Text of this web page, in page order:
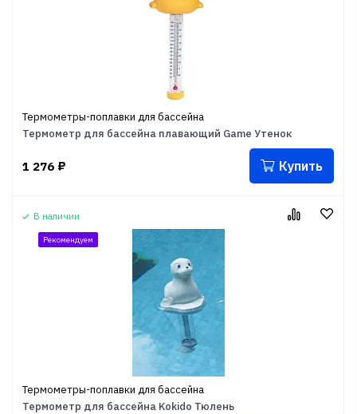
Термометры-поплавки для бассейна
Термометр для бассейна плавающий Game Утенок
1 276 ₽ Купить
В наличии
Рекомендуем
Термометры-поплавки для бассейна
Термометр для бассейна Kokido Тюлень